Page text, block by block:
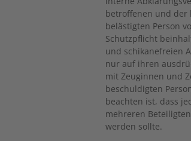
betroffenen und der
belästigten Person
Schutzpflicht
und schikanefreien
nur auf ihren
mit Zeuginnen und
beschuldigten
beachten ist, dass
mehreren
werden sollte.